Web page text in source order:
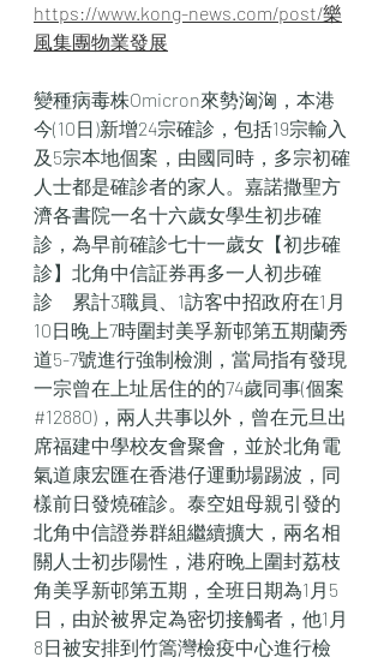
https://www.kong-news.com/post/樂
風集團物業發展
變種病毒株Omicron來勢洶洶，本港
今(10日)新增24宗確診，包括19宗輸入
及5宗本地個案，由國同時，多宗初確
人士都是確診者的家人。嘉諾撒聖方
濟各書院一名十六歲女學生初步確
診，為早前確診七十一歲女【初步確
診】北角中信証券再多一人初步確
診　累計3職員、1訪客中招政府在1月
10日晚上7時圍封美孚新邨第五期蘭秀
道5-7號進行強制檢測，當局指有發現
一宗曾在上址居住的的74歲同事(個案
#12880)，兩人共事以外，曾在元旦出
席福建中學校友會聚會，並於北角電
氣道康宏匯在香港仔運動場踢波，同
樣前日發燒確診。泰空姐母親引發的
北角中信證券群組繼續擴大，兩名相
關人士初步陽性，港府晚上圍封荔枝
角美孚新邨第五期，全班日期為1月5
日，由於被界定為密切接觸者，他1月
8日被安排到竹篙灣檢疫中心進行檢